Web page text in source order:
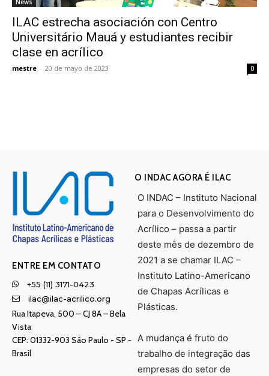
News
ILAC estrecha asociación con Centro
Universitário Mauá y estudiantes recibir
clase en acrílico
mestre - 20 de mayo de 2023 0
ENTRE EM CONTATO
+55 (11) 3171-0423
ilac@ilac-acrilico.org
Rua Itapeva, 500 – CJ 8A – Bela
Vista
CEP: 01332-903 Sâo Paulo - SP -
Brasil
O INDAC AGORA É ILAC
O INDAC – Instituto Nacional
para o Desenvolvimento do
Acrílico – passa a partir
deste mês de dezembro de
2021 a se chamar ILAC –
Instituto Latino-Americano
de Chapas Acrílicas e
Plásticas.
A mudança é fruto do
trabalho de integração das
empresas do setor de